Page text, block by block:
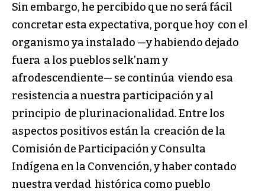
Sin embargo, he percibido que no será fácil
concretar esta expectativa, porque hoy con el
organismo ya instalado —y habiendo dejado
fuera a los pueblos selk’nam y
afrodescendiente— se continúa viendo esa
resistencia a nuestra participación y al
principio de plurinacionalidad. Entre los
aspectos positivos están la creación de la
Comisión de Participación y Consulta
Indígena en la Convención, y haber contado
nuestra verdad histórica como pueblo